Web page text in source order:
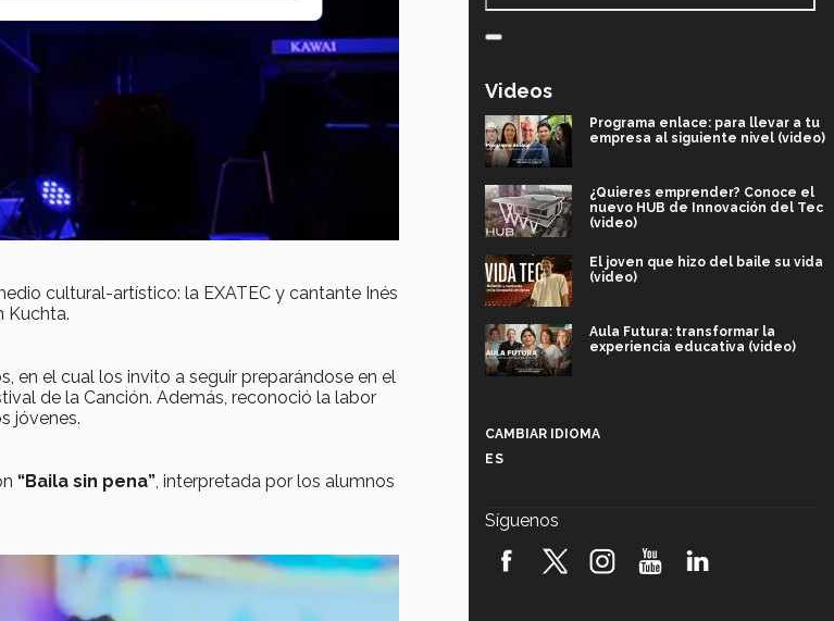
cultural-artístico: la EXATEC y cantante Inés
Kuchta.
en el cual los invito a seguir preparándose en el
de la Canción. Además, reconoció la labor
jóvenes.
“Baila sin pena”, interpretada por los alumnos
Videos
Programa enlace: para llevar a tu
empresa al siguiente nivel (video)
¿Quieres emprender? Conoce el
nuevo HUB de Innovación del Tec
(video)
El joven que hizo del baile su vida
(video)
Aula Futura: transformar la
experiencia educativa (video)
robótica FIRST 2026! (video)
CAMBIAR IDIOMA
ES
Síguenos